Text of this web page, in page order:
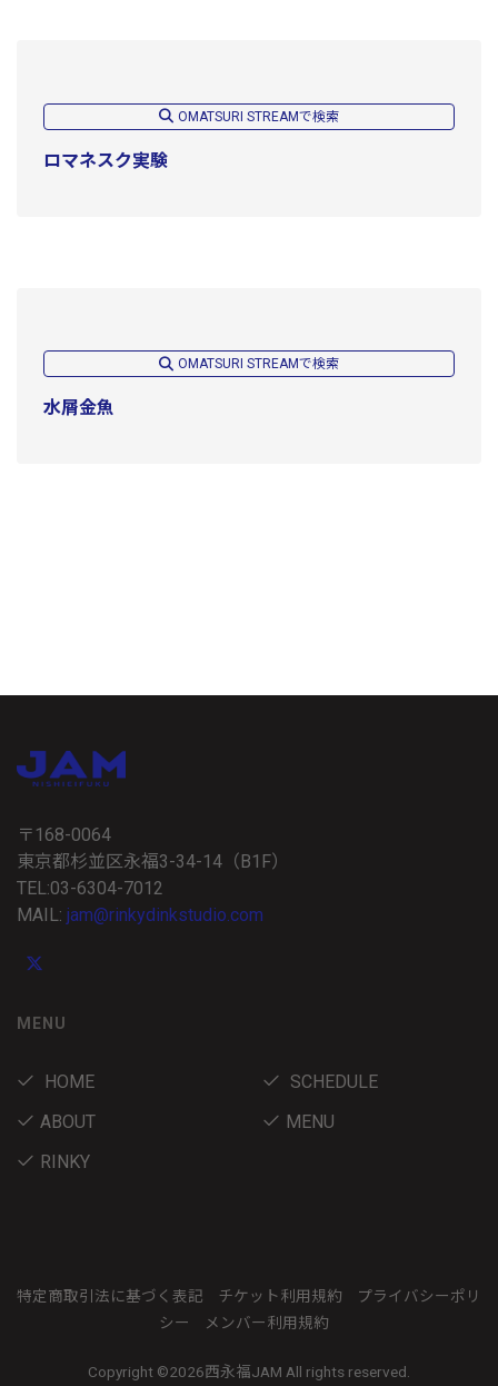
OMATSURI STREAMで検索
ロマネスク実験
OMATSURI STREAMで検索
水屑金魚
〒168-0064
東京都杉並区永福3-34-14（B1F）
TEL:03-6304-7012
MAIL: jam@rinkydinkstudio.com
MENU
HOME
SCHEDULE
ABOUT
MENU
RINKY
特定商取引法に基づく表記 チケット利用規約
プライバシーポリ
シー
メンバー利用規約
Copyright ©2026西永福JAM All rights reserved.